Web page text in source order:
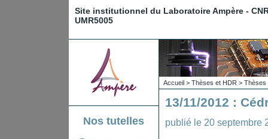
Site institutionnel du Laboratoire Ampère -
UMR5005
Nos tutelles
Accueil > Thèses et HDR > Thèses
13/11/2012 :
publié le 20 septembre